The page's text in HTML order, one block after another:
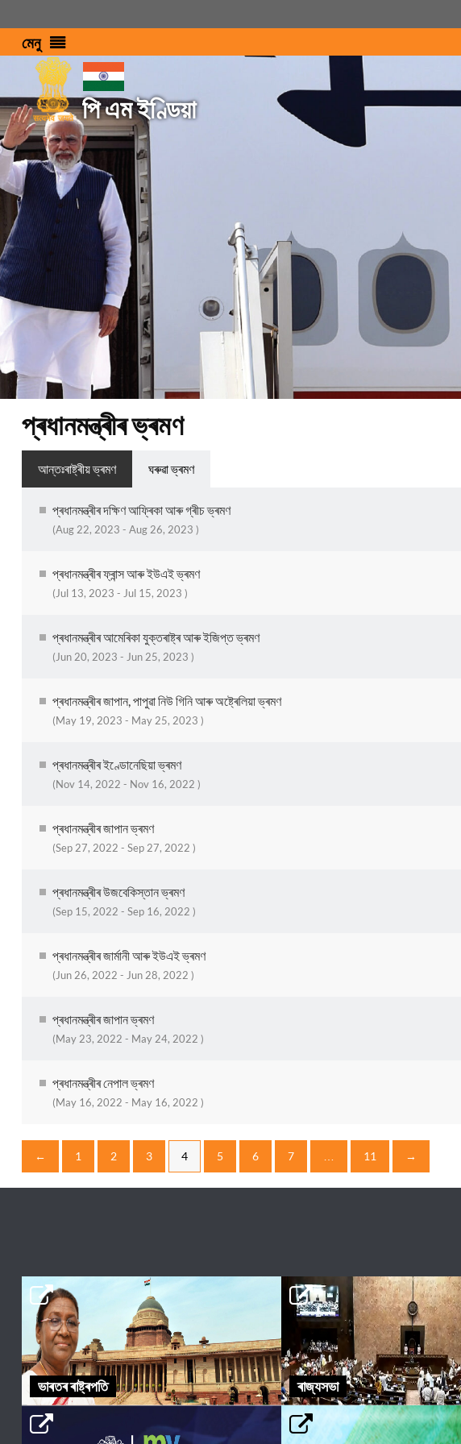
মেনু
পি এম ইণ্ডিয়া
প্ৰধানমন্ত্ৰীৰ ভ্ৰমণ
আন্তঃৰাষ্ট্ৰীয় ভ্ৰমণ ঘৰুৱা ভ্ৰমণ
প্ৰধানমন্ত্ৰীৰ দক্ষিণ আফ্ৰিকা আৰু গ্ৰীচ ভ্ৰমণ
(Aug 22, 2023 - Aug 26, 2023 )
প্ৰধানমন্ত্ৰীৰ ফ্ৰান্স আৰু ইউএই ভ্ৰমণ
(Jul 13, 2023 - Jul 15, 2023 )
প্ৰধানমন্ত্ৰীৰ আমেৰিকা যুক্তৰাষ্ট্ৰ আৰু ইজিপ্ত ভ্ৰমণ
(Jun 20, 2023 - Jun 25, 2023 )
প্ৰধানমন্ত্ৰীৰ জাপান, পাপুৱা নিউ গিনি আৰু অষ্ট্ৰেলিয়া ভ্ৰমণ
(May 19, 2023 - May 25, 2023 )
প্ৰধানমন্ত্ৰীৰ ইণ্ডোনেছিয়া ভ্ৰমণ
(Nov 14, 2022 - Nov 16, 2022 )
প্ৰধানমন্ত্ৰীৰ জাপান ভ্ৰমণ
(Sep 27, 2022 - Sep 27, 2022 )
প্ৰধানমন্ত্ৰীৰ উজবেকিস্তান ভ্ৰমণ
(Sep 15, 2022 - Sep 16, 2022 )
প্ৰধানমন্ত্ৰীৰ জাৰ্মানী আৰু ইউএই ভ্ৰমণ
(Jun 26, 2022 - Jun 28, 2022 )
প্ৰধানমন্ত্ৰীৰ জাপান ভ্ৰমণ
(May 23, 2022 - May 24, 2022 )
প্ৰধানমন্ত্ৰীৰ নেপাল ভ্ৰমণ
(May 16, 2022 - May 16, 2022 )
← 1 2 3 4 5 6 7 11 →
ভাৰতৰ ৰাষ্ট্ৰপতি ৰাজ্যসভা